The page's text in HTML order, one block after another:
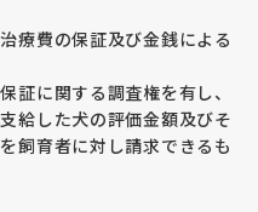
療費の保証及び金銭による
証に関する調査権を有し、
給した犬の評価金額及びそ
飼育者に対し請求できるも